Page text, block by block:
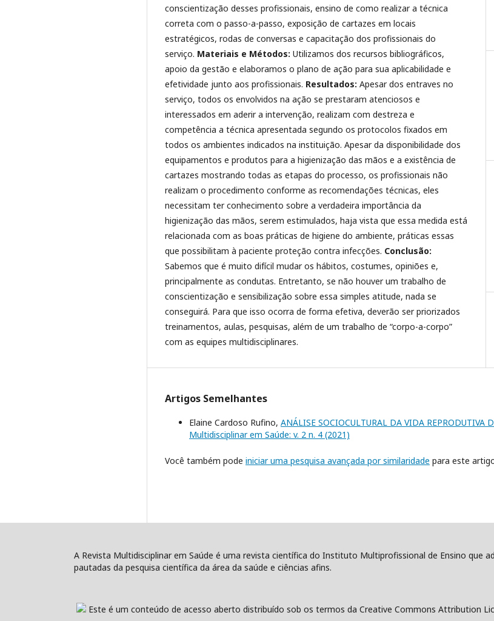
conscientização desses profissionais, ensino de como realizar a técnica
correta com o passo-a-passo, exposição de cartazes em locais
estratégicos, rodas de conversas e capacitação dos profissionais do
serviço. Materiais e Métodos: Utilizamos dos recursos bibliográficos,
apoio da gestão e elaboramos o plano de ação para sua aplicabilidade e
efetividade junto aos profissionais. Resultados: Apesar dos entraves no
serviço, todos os envolvidos na ação se prestaram atenciosos e
interessados em aderir a intervenção, realizam com destreza e
competência a técnica apresentada segundo os protocolos fixados em
todos os ambientes indicados na instituição. Apesar da disponibilidade dos
equipamentos e produtos para a higienização das mãos e a existência de
cartazes mostrando todas as etapas do processo, os profissionais não
realizam o procedimento conforme as recomendações técnicas, eles
necessitam ter conhecimento sobre a verdadeira importância da
higienização das mãos, serem estimulados, haja vista que essa medida está
relacionada com as boas práticas de higiene do ambiente, práticas essas
que possibilitam à paciente proteção contra infecções. Conclusão:
Sabemos que é muito difícil mudar os hábitos, costumes, opiniões e,
principalmente as condutas. Entretanto, se não houver um trabalho de
conscientização e sensibilização sobre essa simples atitude, nada se
conseguirá. Para que isso ocorra de forma efetiva, deverão ser priorizados
treinamentos, aulas, pesquisas, além de um trabalho de “corpo-a-corpo”
com as equipes multidisciplinares.
Artigos Semelhantes
Elaine Cardoso Rufino, ANÁLISE SOCIOCULTURAL DA VIDA REPRODUTIVA
Multidisciplinar em Saúde: v. 2 n. 4 (2021)
Você também pode iniciar uma pesquisa avançada por similaridade para este
A Revista Multidisciplinar em Saúde é uma revista científica do Instituto Multiprofissional de Ensino que
pautadas da pesquisa científica da área da saúde e ciências afins.
Este é um conteúdo de acesso aberto distribuído sob os termos da Creative Commons Attribution